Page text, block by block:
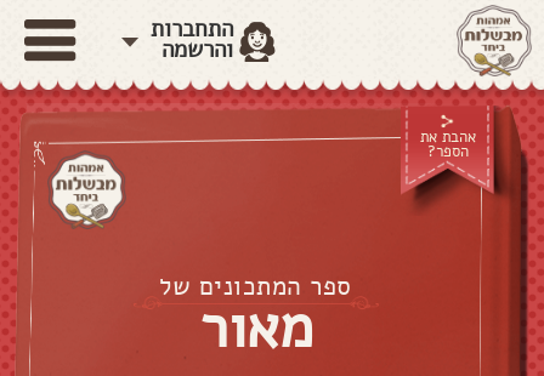
התחברות
והרשמה
אהבת את
הספר?
ספר המתכונים של
מאור